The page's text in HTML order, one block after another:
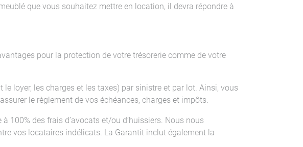
que vous souhaitez mettre en location, il devra répondre à
pour la protection de votre trésorerie comme de votre
loyer, les charges et les taxes) par sinistre et par lot. Ainsi, vous
le règlement de vos échéances, charges et impôts.
100% des frais d’avocats et/ou d’huissiers. Nous nous
vos locataires indélicats. La Garantit inclut également la